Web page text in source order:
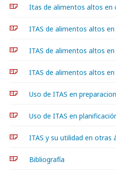
Itas de alimentos altos en
ITAS de alimentos altos
ITAS de alimentos altos en
ITAS de alimentos altos
Uso de ITAS en
Uso de ITAS en
ITAS y su utilidad en otras
Bibliografía